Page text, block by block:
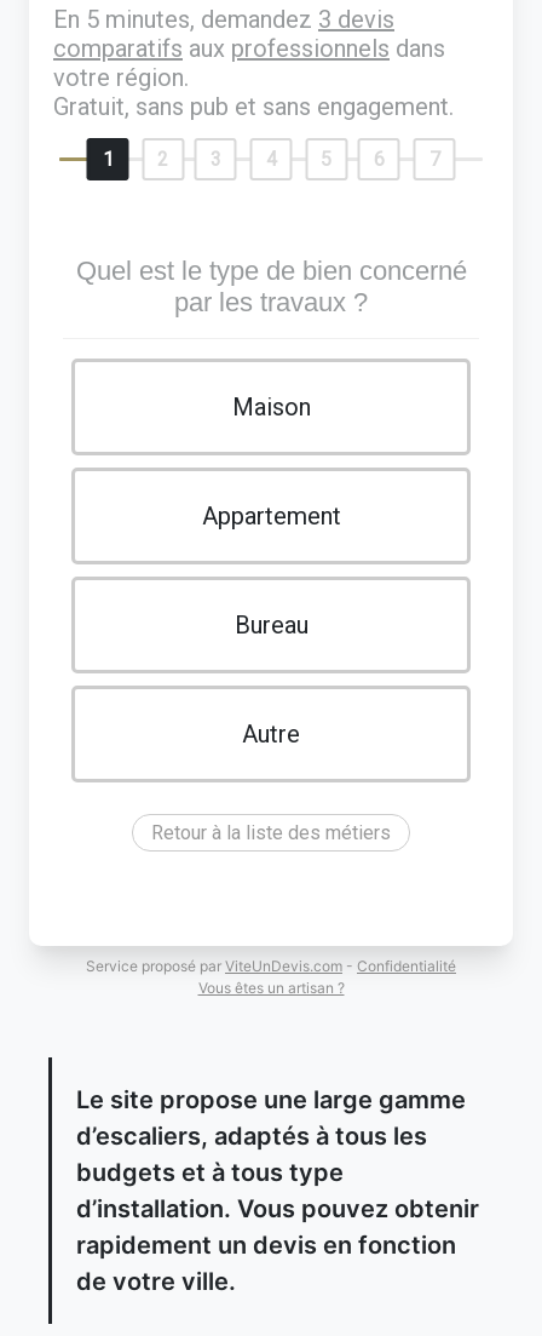
En 5 minutes, demandez 3 devis
comparatifs aux professionnels dans
votre région.
Gratuit, sans pub et sans engagement.
1 2 3 4 5 6 7
Quel est le type de bien concerné
par les travaux ?
Maison
Appartement
Bureau
Autre
Retour à la liste des métiers
Service proposé par ViteUnDevis.com - Confidentialité
Vous êtes un artisan ?
Le site propose une large gamme
d’escaliers, adaptés à tous les
budgets et à tous type
d’installation. Vous pouvez obtenir
rapidement un devis en fonction
de votre ville.